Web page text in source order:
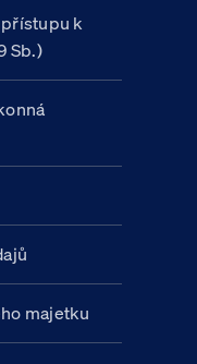
k
Sb.)
majetku